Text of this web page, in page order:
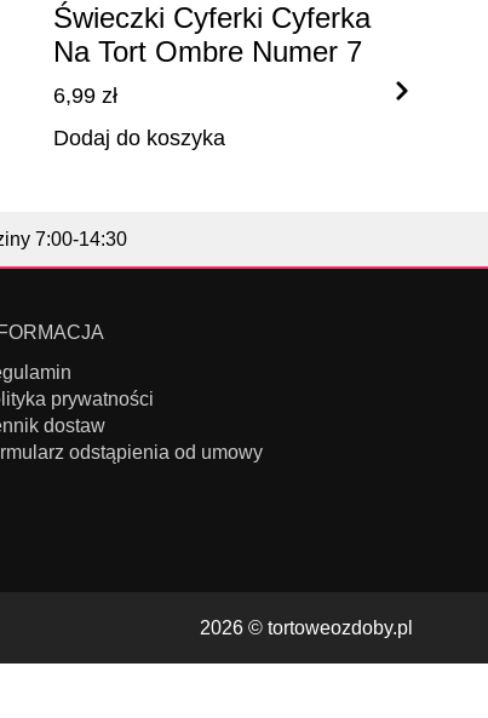
Świeczki Cyferki Cyferka
Na Tort Ombre Numer 7
6,99 zł
Dodaj do koszyka
7:00-14:30
prywatności
dostaw
odstąpienia od umowy
2026 © tortoweozdoby.pl